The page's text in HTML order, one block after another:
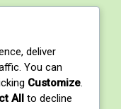
York City, NY,
deliver
You can
Customize.
All to decline